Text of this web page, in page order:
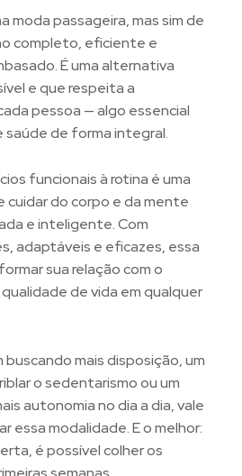
moda passageira, mas sim de
completo, eficiente e
É uma alternativa
e que respeita a
pessoa — algo essencial
saúde de forma integral.
funcionais à rotina é uma
cuidar do corpo e da mente
e inteligente. Com
adaptáveis e eficazes, essa
sua relação com o
de vida em qualquer
buscando mais disposição, um
o sedentarismo ou um
autonomia no dia a dia, vale
essa modalidade. E o melhor:
é possível colher os